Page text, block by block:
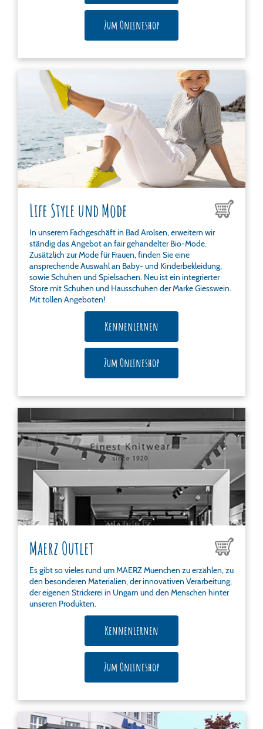
Zum Onlineshop
Life Style und Mode
In unserem Fachgeschäft in Bad Arolsen, erweitern wir
ständig das Angebot an fair gehandelter Bio-Mode.
Zusätzlich zur Mode für Frauen, finden Sie eine
ansprechende Auswahl an Baby- und Kinderbekleidung,
sowie Schuhen und Spielsachen. Neu ist ein integrierter
Store mit Schuhen und Hausschuhen der Marke Giesswein.
Mit tollen Angeboten!
Kennenlernen
Zum Onlineshop
Maerz Outlet
Es gibt so vieles rund um MAERZ Muenchen zu erzählen, zu
den besonderen Materialien, der innovativen Verarbeitung,
der eigenen Strickerei in Ungarn und den Menschen hinter
unseren Produkten.
Kennenlernen
Zum Onlineshop